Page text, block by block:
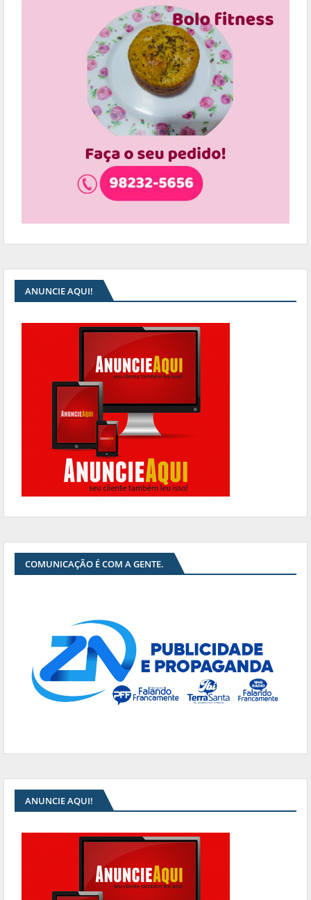
ANUNCIE AQUI!
COMUNICAÇÃO É COM A GENTE.
ANUNCIE AQUI!